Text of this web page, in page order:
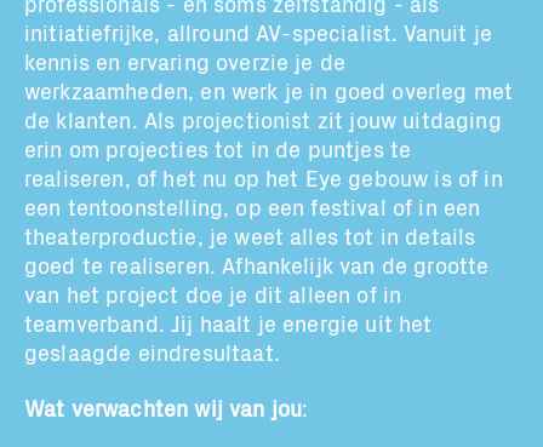
initiatiefrijke, allround AV-specialist. Vanuit je
kennis en ervaring overzie je de
werkzaamheden, en werk je in goed overleg met
de klanten. Als projectionist zit jouw uitdaging
erin om projecties tot in de puntjes te
realiseren, of het nu op het Eye gebouw is of in
een tentoonstelling, op een festival of in een
theaterproductie, je weet alles tot in details
goed te realiseren. Afhankelijk van de grootte
van het project doe je dit alleen of in
teamverband.Jij haalt je energie uit het
geslaagde eindresultaat.
Wat verwachten wij van jou: